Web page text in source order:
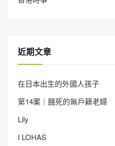
近期文章
在日本出生的外國人孩子
第14案｜餓死的無戶籍老婦
Lily
I LOHAS